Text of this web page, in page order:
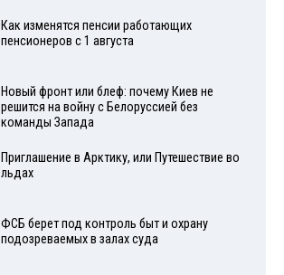
Как изменятся пенсии работающих
пенсионеров с 1 августа
Новый фронт или блеф: почему Киев не
решится на войну с Белоруссией без
команды Запада
Приглашение в Арктику, или Путешествие во
льдах
ФСБ берет под контроль быт и охрану
подозреваемых в залах суда